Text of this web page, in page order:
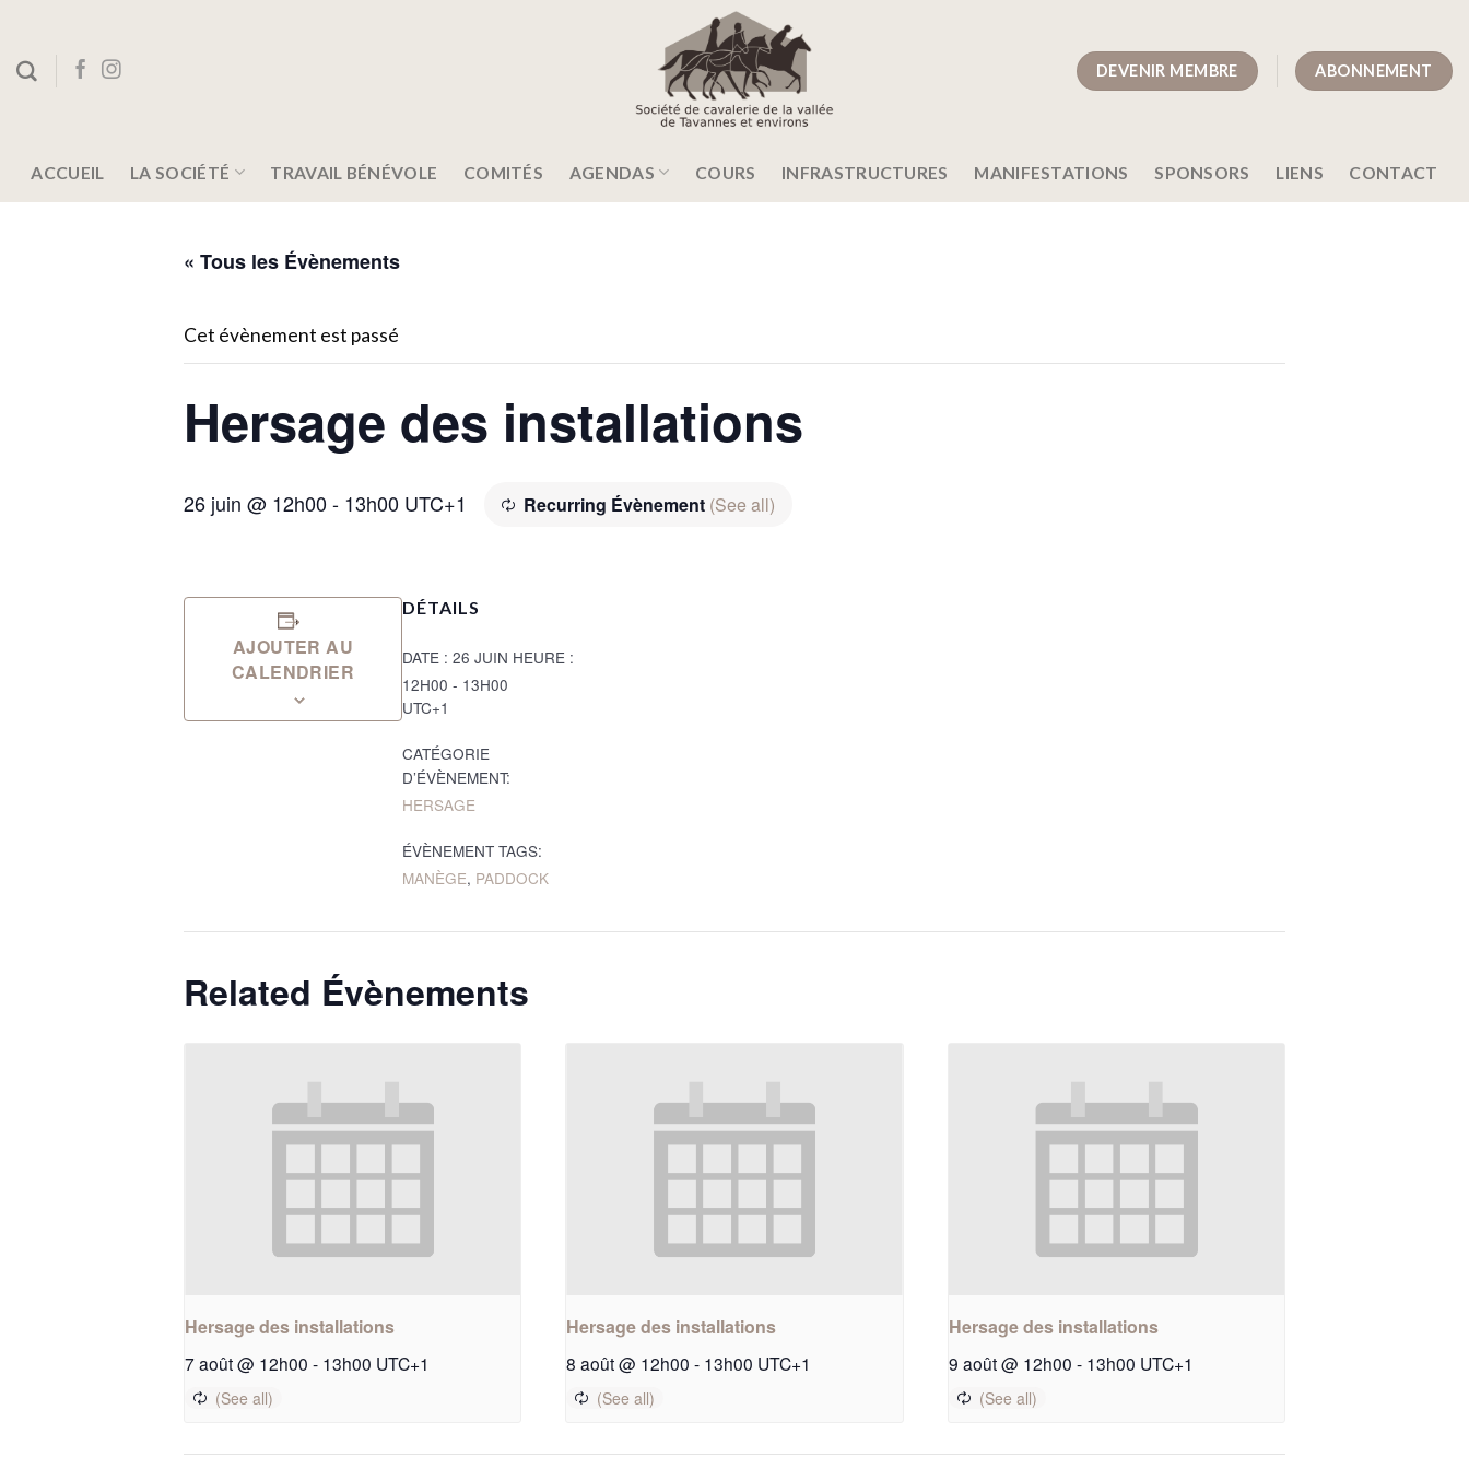
content
DEVENIR MEMBRE ABONNEMENT
ACCUEIL LA SOCIÉTÉ TRAVAIL BÉNÉVOLE COMITÉS AGENDAS COURS INFRASTRUCTURES MANIFESTATIONS SPONSORS LIENS CONTACT
« Tous les Évènements
Cet évènement est passé
Hersage des installations
26 juin @ 12h00 - 13h00 UTC+1 Recurring Évènement (See all)
AJOUTER AU
CALENDRIER
DÉTAILS
DATE : 26 JUIN HEURE :
12H00 - 13H00
UTC+1
CATÉGORIE
D’ÉVÈNEMENT:
HERSAGE
ÉVÈNEMENT TAGS:
MANÈGE, PADDOCK
Related Évènements
Hersage des installations
7 août @ 12h00 - 13h00 UTC+1
Hersage des installations
8 août @ 12h00 - 13h00 UTC+1
Hersage des installations
9 août @ 12h00 - 13h00 UTC+1